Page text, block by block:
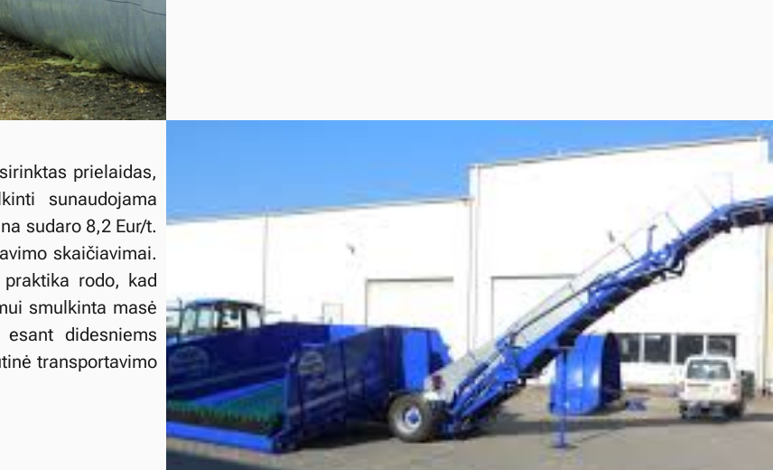
prielaidas,
sunaudojama
sudaro 8,2 Eur/t.
skaičiavimai.
praktika rodo, kad
smulkinta masė
didesniems
transportavimo